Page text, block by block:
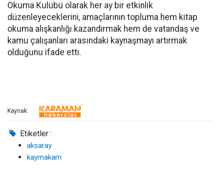
Okuma Kulübü olarak her ay bir etkinlik
düzenleyeceklerini, amaçlarının topluma hem kitap
okuma alışkanlığı kazandırmak hem de vatandaş ve
kamu çalışanları arasındaki kaynaşmayı artırmak
olduğunu ifade etti.
Kaynak:
Etiketler :
aksaray
kaymakam